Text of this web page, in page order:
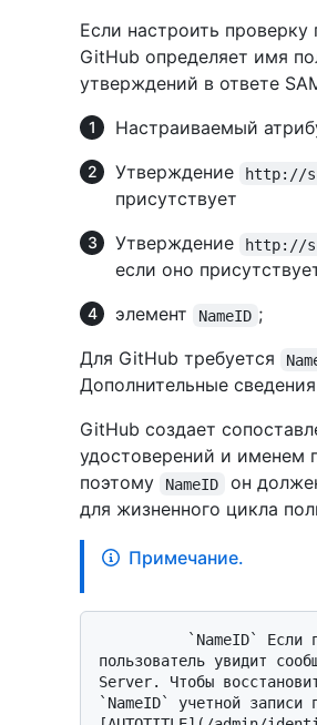
Если настроить
GitHub определяет имя
утверждений в ответе
Настраиваемый
Утверждение
http://
присутствует
Утверждение
http://
если оно
элемент
NameID ;
Для GitHub требуется
Дополнительные
GitHub создает
удостоверений и именем
поэтому
NameID
он
для жизненного цикла
Примечание.
пользователь увидит
Server. Чтобы
`NameID` учетной записи